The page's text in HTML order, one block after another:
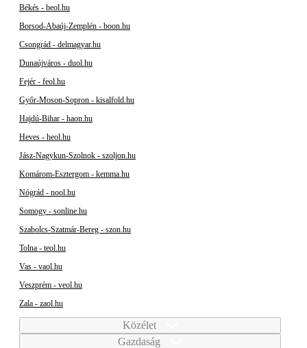
Békés - beol.hu
Borsod-Abaúj-Zemplén - boon.hu
Csongrád - delmagyar.hu
Dunaújváros - duol.hu
Fejér - feol.hu
Győr-Moson-Sopron - kisalfold.hu
Hajdú-Bihar - haon.hu
Heves - heol.hu
Jász-Nagykun-Szolnok - szoljon.hu
Komárom-Esztergom - kemma.hu
Nógrád - nool.hu
Somogy - sonline.hu
Szabolcs-Szatmár-Bereg - szon.hu
Tolna - teol.hu
Vas - vaol.hu
Veszprém - veol.hu
Zala - zaol.hu
Közélet
Gazdaság